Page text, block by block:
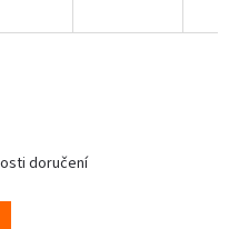
doručení